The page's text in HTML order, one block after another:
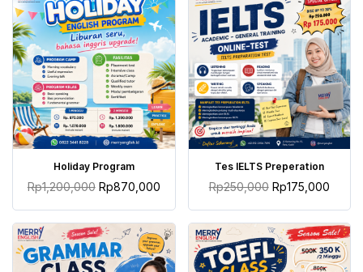
TAMBAH KE KERANJANG
Holiday Program
Rp1,200,000 Rp870,000
TAMBAH KE KERANJANG
Tes IELTS Preperation
Rp250,000 Rp175,000